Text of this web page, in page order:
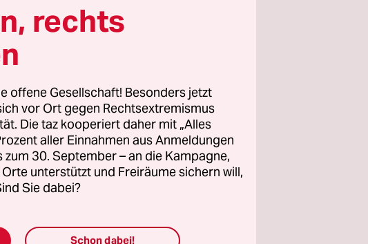
rechts
offene Gesellschaft! Besonders jetzt
vor Ort gegen Rechtsextremismus
Die taz kooperiert daher mit „Alles
aller Einnahmen aus Anmeldungen
zum 30. September – an die Kampagne,
unterstützt und Freiräume sichern will,
Sie dabei?
Schon dabei!